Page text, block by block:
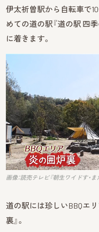
伊太祈曽駅から自転車で
めての道の駅『道の駅 四季
に着きます。
画像：読売テレビ『朝生ワイドす・ま
道の駅には珍しいBBQエ
裏』。